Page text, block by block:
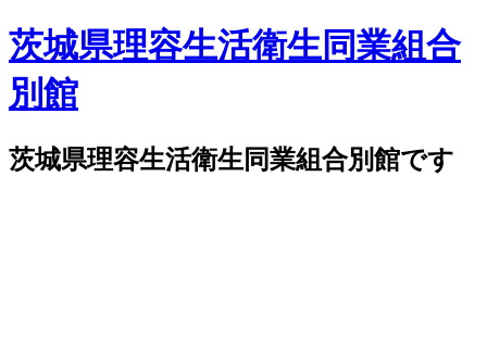
茨城県理容生活衛生同業組合
別館
茨城県理容生活衛生同業組合別館です